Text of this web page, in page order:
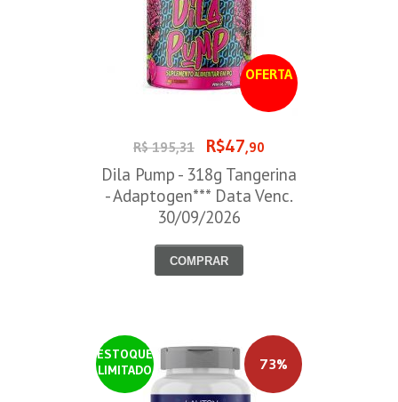
OFERTA
R$ 195,31 R$47,90
Dila Pump - 318g Tangerina
- Adaptogen*** Data Venc.
30/09/2026
COMPRAR
ESTOQUE
LIMITADO
73%